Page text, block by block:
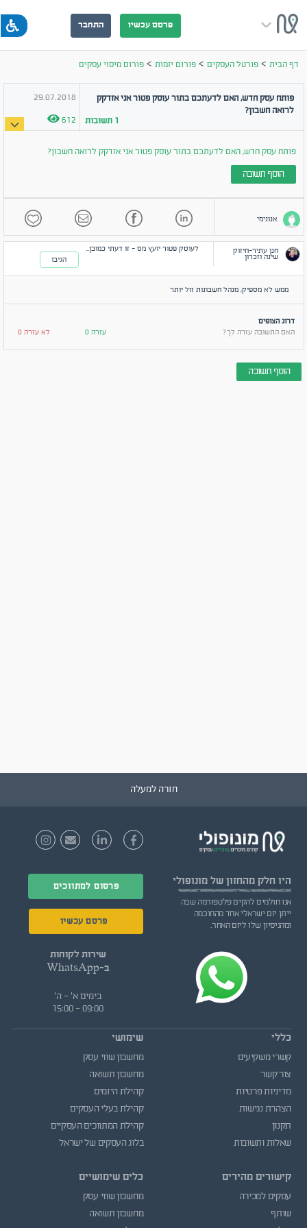
פרסם עכשיו התחבר
דף הבית >פורטל העסקים >פורום יזמות >פורום מיסוי עסקים
פותח עסק חדש, האם לדעתכם בתור עוסק פטור אני אזדקק
לרואה חשבון?
1 תשובות
29.07.2018
612
פותח עסק חדש, האם לדעתכם בתור עוסק פטור אני אזדקק לרואה חשבון?
הוסף תשובה
אנונימי
חנן עתיר-חיזוק
שינה וזכרון
לעוסק פטור יועץ מס - זו דעתי כמובן..
הגיבו
ממש לא מספיק, מנהל חשבונות זול יותר
דרוג הצופים
האם התשובה עזרה לך?
עזרה 0 לא עזרה 0
הוסף תשובה
חזרה למעלה
היו חלק מהחזון של מונופולי
אנו חולמים להקים פלטפורמה שבה
ייתן יזם ישראלי אחד מהחוכמה
ומהניסיון שלו ליזם האחר.
פרסום למתווכים
פרסם עכשיו
שירות לקוחות
ב-WhatsApp
בימים א' - ה'
09:00 - 15:00
כללי
קשרי משקיעים
צור קשר
מדיניות פרטיות
הצהרת נגישות
תקנון
שאלות ותשובות
קישורים מהירים
עסקים למכירה
שותף
שימושי
מחשבון שווי עסק
מחשבון תשואה
קהילת היזמים
קהילת בעלי העסקים
קהילת המתווכים העסקיים
בלוג העסקים של ישראל
כלים שימושיים
מחשבון שווי עסק
מחשבון תשואה